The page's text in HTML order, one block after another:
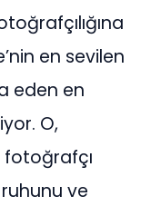
en sevilen
eden en
O,
ve